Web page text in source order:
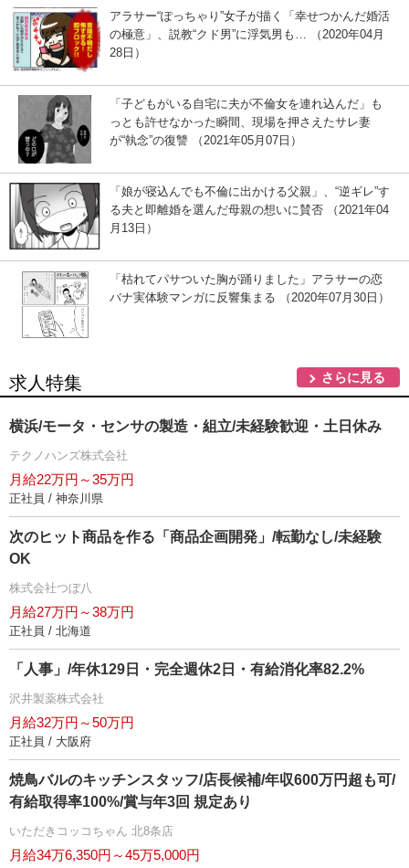
アラサー“ぽっちゃり”女子が描く「幸せつかんだ婚活
の極意」、説教“クド男”に浮気男も… （2020年04月
28日）
「子どもがいる自宅に夫が不倫女を連れ込んだ」も
っとも許せなかった瞬間、現場を押さえたサレ妻
が“執念”の復讐 （2021年05月07日）
「娘が寝込んでも不倫に出かける父親」、“逆ギレ”す
る夫と即離婚を選んだ母親の想いに賛否 （2021年04
月13日）
「枯れてパサついた胸が踊りました」アラサーの恋
バナ実体験マンガに反響集まる （2020年07月30日）
求人特集 さらに見る
横浜/モータ・センサの製造・組立/未経験歓迎・土日休み
テクノハンズ株式会社
月給22万円～35万円
正社員 / 神奈川県
次のヒット商品を作る「商品企画開発」/転勤なし/未経験
OK
株式会社つぼ八
月給27万円～38万円
正社員 / 北海道
「人事」/年休129日・完全週休2日・有給消化率82.2%
沢井製薬株式会社
月給32万円～50万円
正社員 / 大阪府
焼鳥バルのキッチンスタッフ/店長候補/年収600万円超も可/
有給取得率100%/賞与年3回 規定あり
いただきコッコちゃん 北8条店
月給34万6,350円～45万5,000円